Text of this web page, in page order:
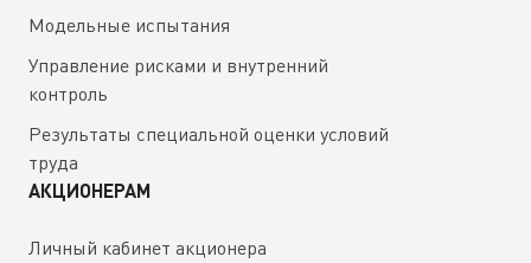
Модельные испытания
Управление рисками и внутренний
контроль
Результаты специальной оценки условий
труда
АКЦИОНЕРАМ
Личный кабинет акционера